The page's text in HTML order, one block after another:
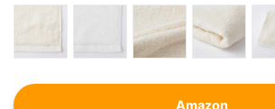
Amazon